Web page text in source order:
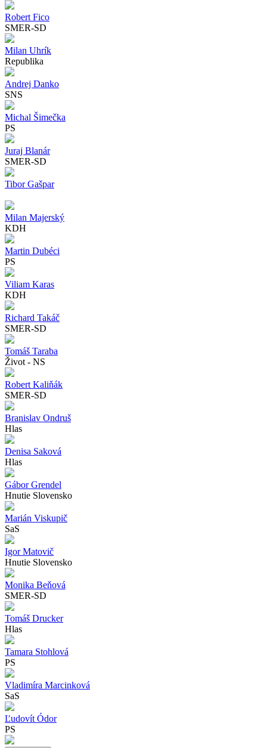
Robert Fico
SMER-SD
Milan Uhrík
Republika
Andrej Danko
SNS
Michal Šimečka
PS
Juraj Blanár
SMER-SD
Tibor Gašpar
Milan Majerský
KDH
Martin Dubéci
PS
Viliam Karas
KDH
Richard Takáč
SMER-SD
Tomáš Taraba
Život - NS
Robert Kaliňák
SMER-SD
Branislav Ondruš
Hlas
Denisa Saková
Hlas
Gábor Grendel
Hnutie Slovensko
Marián Viskupič
SaS
Igor Matovič
Hnutie Slovensko
Monika Beňová
SMER-SD
Tomáš Drucker
Hlas
Tamara Stohlová
PS
Vladimíra Marcinková
SaS
Ľudovít Ódor
PS